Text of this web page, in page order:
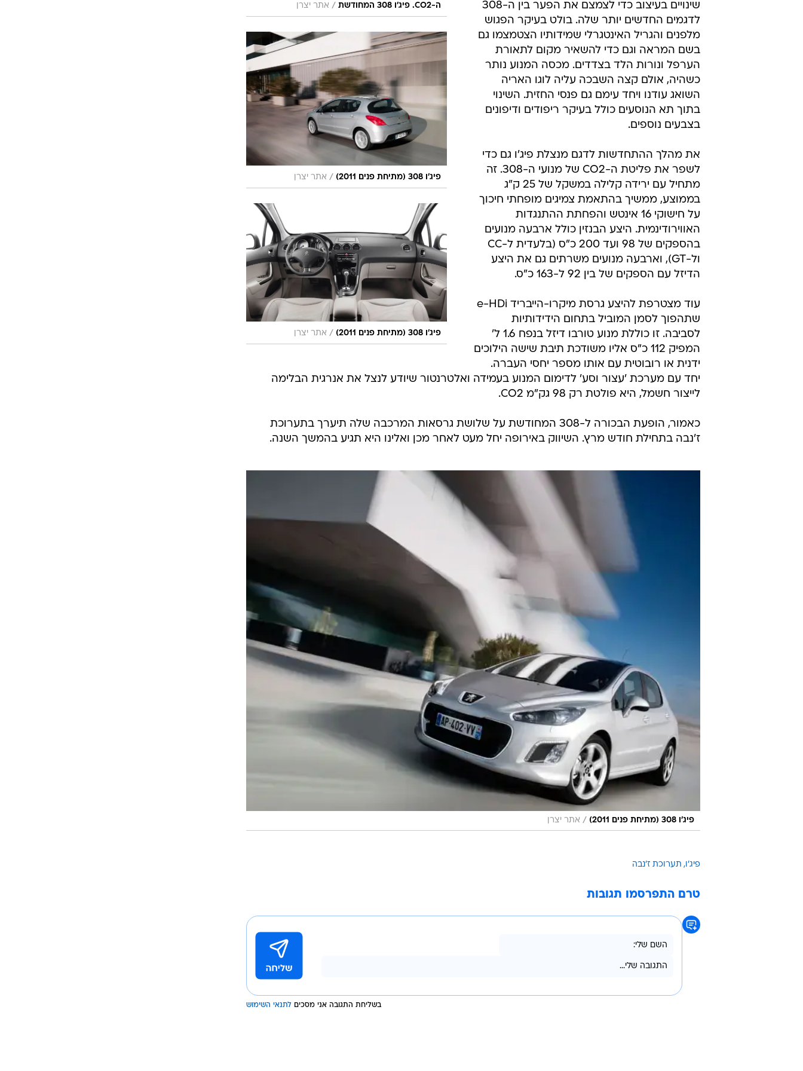
ה-CO2. פיג'ו 308 המחודשת
/ אתר יצרן
פיג'ו 308 (מתיחת פנים 2011) / אתר יצרן
פיג'ו 308 (מתיחת פנים 2011) / אתר יצרן
שינויים בעיצוב כדי לצמצם את הפער בין ה-308
לדגמים החדשים יותר שלה. בולט בעיקר הפגוש
מלפנים והגריל האינטגרלי שמידותיו הצטמצמו גם
בשם המראה וגם כדי להשאיר מקום לתאורת
הערפל ונורות הלד בצדדים. מכסה המנוע נותר
כשהיה, אולם קצה השבכה עליה לוגו האריה
השואג עודנו ויחד עימם גם פנסי החזית. השינוי
בתוך תא הנוסעים כולל בעיקר ריפודים ודיפונים
בצבעים נוספים.
את מהלך ההתחדשות לדגם מנצלת פיג'ו גם כדי
לשפר את פליטת ה-CO2 של מנועי ה-308. זה
מתחיל עם ירידה קלילה במשקל של 25 ק"ג
בממוצע, ממשיך בהתאמת צמיגים מופחתי חיכוך
על חישוקי 16 אינטש והפחתת ההתנגדות
האווירודינמית. היצע הבנזין כולל ארבעה מנועים
בהספקים של 98 ועד 200 כ"ס (בלעדית ל-CC
ול-GT), וארבעה מנועים משרתים גם את היצע
הדיזל עם הספקים של בין 92 ל-163 כ"ס.
עוד מצטרפת להיצע גרסת מיקרו-הייבריד e-HDi
שתהפוך לסמן המוביל בתחום הידידותיות
לסביבה. זו כוללת מנוע טורבו דיזל בנפח 1.6 ל'
המפיק 112 כ"ס אליו משודכת תיבת שישה הילוכים
ידנית או רובוטית עם אותו מספר יחסי העברה.
יחד עם מערכת 'עצור וסע' לדימום המנוע בעמידה ואלטרנטור שיודע לנצל את אנרגית הבלימה
לייצור חשמל, היא פולטת רק 98 גק"מ CO2.
כאמור, הופעת הבכורה ל-308 המחודשת על שלושת גרסאות המרכבה שלה תיערך בתערוכת
ז'נבה בתחילת חודש מרץ. השיווק באירופה יחל מעט לאחר מכן ואלינו היא תגיע בהמשך השנה.
פיג'ו 308 (מתיחת פנים 2011) / אתר יצרן
פיג'ו תערוכת ז'נבה
טרם התפרסמו תגובות
בשליחת התגובה אני מסכים לתנאי השימוש